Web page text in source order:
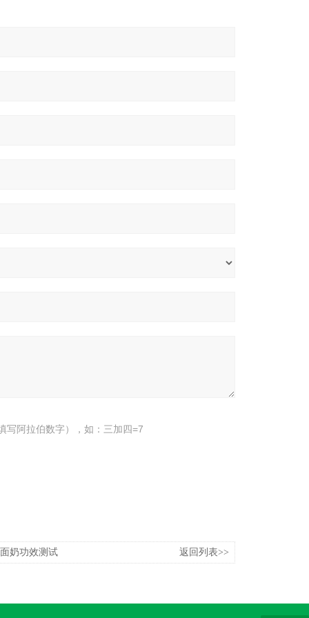
写阿拉伯数字），如：三加四=7
奶功效测试 返回列表>>